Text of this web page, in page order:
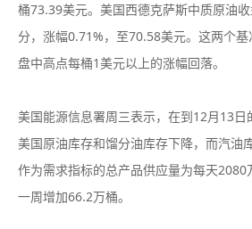
桶73.39美元。美国西德克萨斯中质原油
分，涨幅0.71%，至70.58美元。这两个基
盘中高点每桶1美元以上的涨幅回落。
美国能源信息署周三表示，在到12月13日
美国原油库存和馏分油库存下降，而汽油
作为需求指标的总产品供应量为每天2080
一周增加66.2万桶。